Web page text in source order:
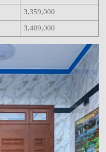
3,359,000
3,409,000